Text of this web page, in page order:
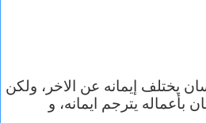
يختلف إيمانه عن الاخر، ولكن
بأعماله يترجم ايمانه، و